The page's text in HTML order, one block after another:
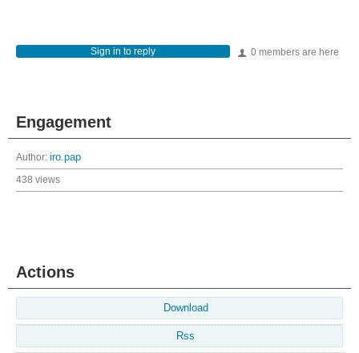
0 members are here
Sign in to reply
Engagement
Author: iro.pap
438 views
Actions
Download
Rss